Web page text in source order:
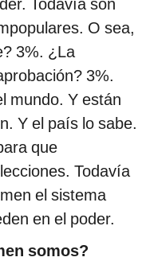
Todavía son
O sea,
3%. ¿La
3%.
mundo. Y están
Y el país lo sabe.
que
Todavía
el sistema
en el poder.
somos?